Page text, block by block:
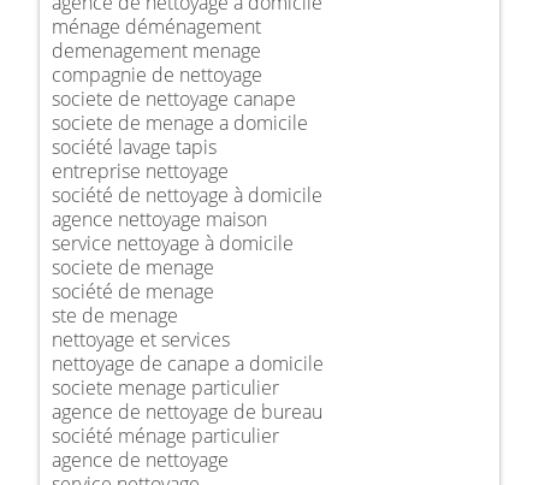
ménage déménagement
demenagement menage
compagnie de nettoyage
societe de nettoyage canape
societe de menage a domicile
société lavage tapis
entreprise nettoyage
société de nettoyage à domicile
agence nettoyage maison
service nettoyage à domicile
societe de menage
société de menage
ste de menage
nettoyage et services
nettoyage de canape a domicile
societe menage particulier
agence de nettoyage de bureau
société ménage particulier
agence de nettoyage